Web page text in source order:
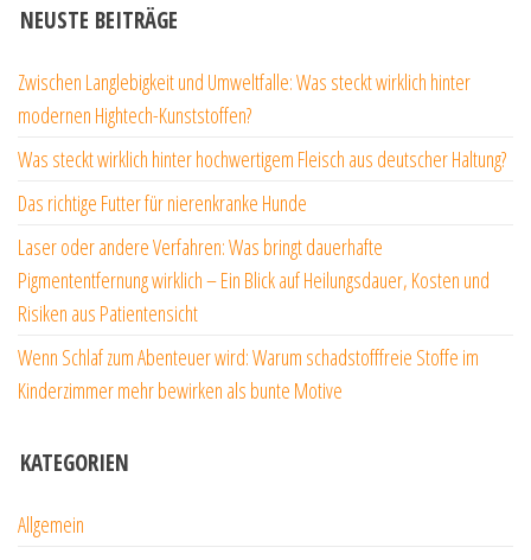
NEUSTE BEITRÄGE
Zwischen Langlebigkeit und Umweltfalle: Was steckt wirklich hinter
modernen Hightech-Kunststoffen?
Was steckt wirklich hinter hochwertigem Fleisch aus deutscher Haltung?
Das richtige Futter für nierenkranke Hunde
Laser oder andere Verfahren: Was bringt dauerhafte
Pigmententfernung wirklich – Ein Blick auf Heilungsdauer, Kosten und
Risiken aus Patientensicht
Wenn Schlaf zum Abenteuer wird: Warum schadstofffreie Stoffe im
Kinderzimmer mehr bewirken als bunte Motive
KATEGORIEN
Allgemein